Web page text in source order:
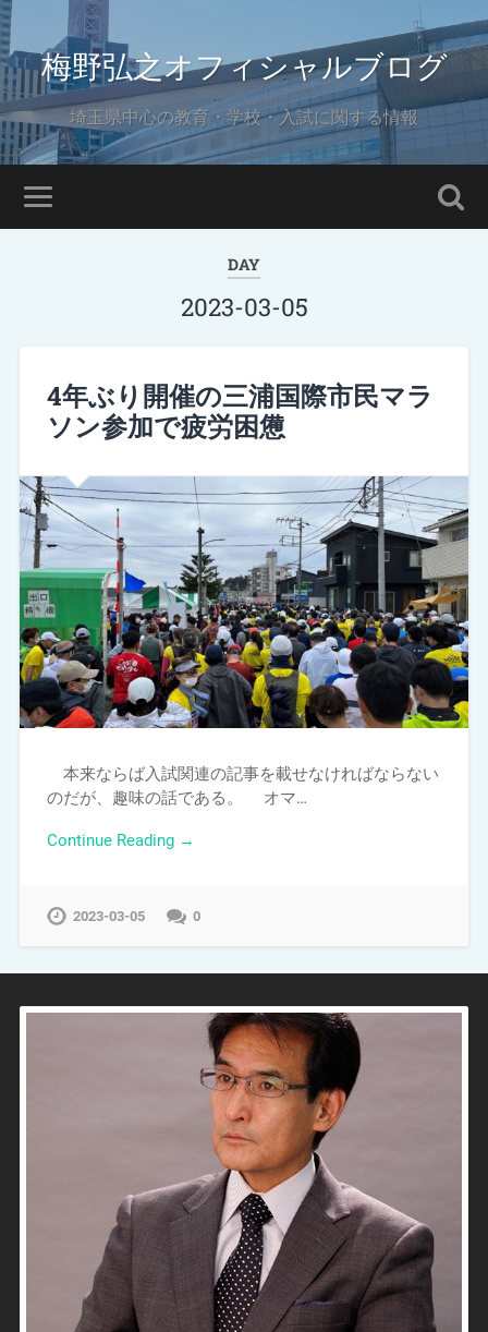
梅野弘之オフィシャルブログ
埼玉県中心の教育・学校・入試に関する情報
DAY
2023-03-05
4年ぶり開催の三浦国際市民マラ
ソン参加で疲労困憊
本来ならば入試関連の記事を載せなければならない
のだが、趣味の話である。 オマ…
Continue Reading →
2023-03-05 0